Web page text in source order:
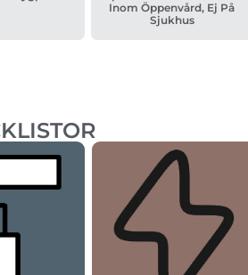
Inom Öppenvård, Ej På
Sjukhus